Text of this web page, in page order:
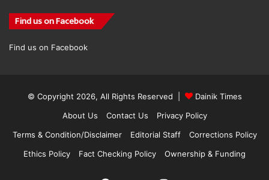
Find us on Facebook
Find us on Facebook
© Copyright 2026, All Rights Reserved |
Dainik Times
About Us
Contact Us
Privacy Policy
Terms & Condition/Disclaimer
Editorial Staff
Corrections Policy
Ethics Policy
Fact Checking Policy Ownership & Funding